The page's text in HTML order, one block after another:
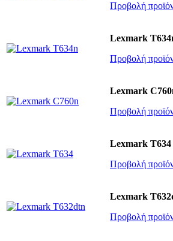
Προβολή
Lexmark
Προβολή
Lexmark
Προβολή
Lexmark T634
Προβολή
Lexmark
Προβολή